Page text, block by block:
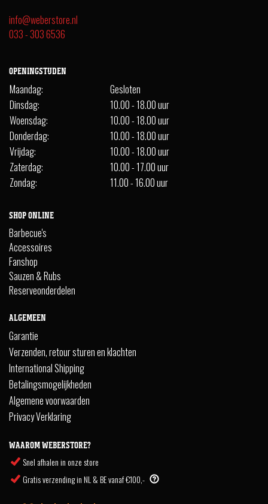
info@weberstore.nl
033 - 303 6536
OPENINGSTIJDEN
Maandag:
Gesloten
Dinsdag:
10.00 - 18.00 uur
Woensdag:
10.00 - 18.00 uur
Donderdag:
10.00 - 18.00 uur
Vrijdag:
10.00 - 18.00 uur
Zaterdag:
10.00 - 17.00 uur
Zondag:
11.00 - 16.00 uur
SHOP ONLINE
Barbecue's
Accessoires
Fanshop
Sauzen & Rubs
Reserveonderdelen
ALGEMEEN
Garantie
Verzenden, retour sturen en klachten
International Shipping
Betalingsmogelijkheden
Algemene voorwaarden
Privacy Verklaring
WAAROM WEBERSTORE?
Snel afhalen in onze store
Gratis verzending in NL & BE vanaf €100,-